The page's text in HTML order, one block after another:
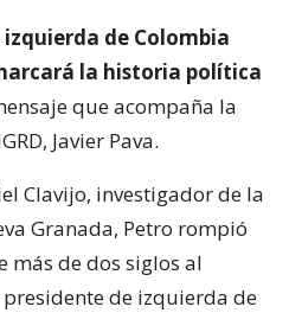
de Colombia
la historia política
que acompaña la
Javier Pava.
Clavijo, investigador de la
Granada, Petro rompió
de dos siglos al
de izquierda de